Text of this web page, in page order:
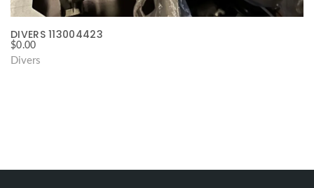
DIVERS 113004423
$0.00
Divers